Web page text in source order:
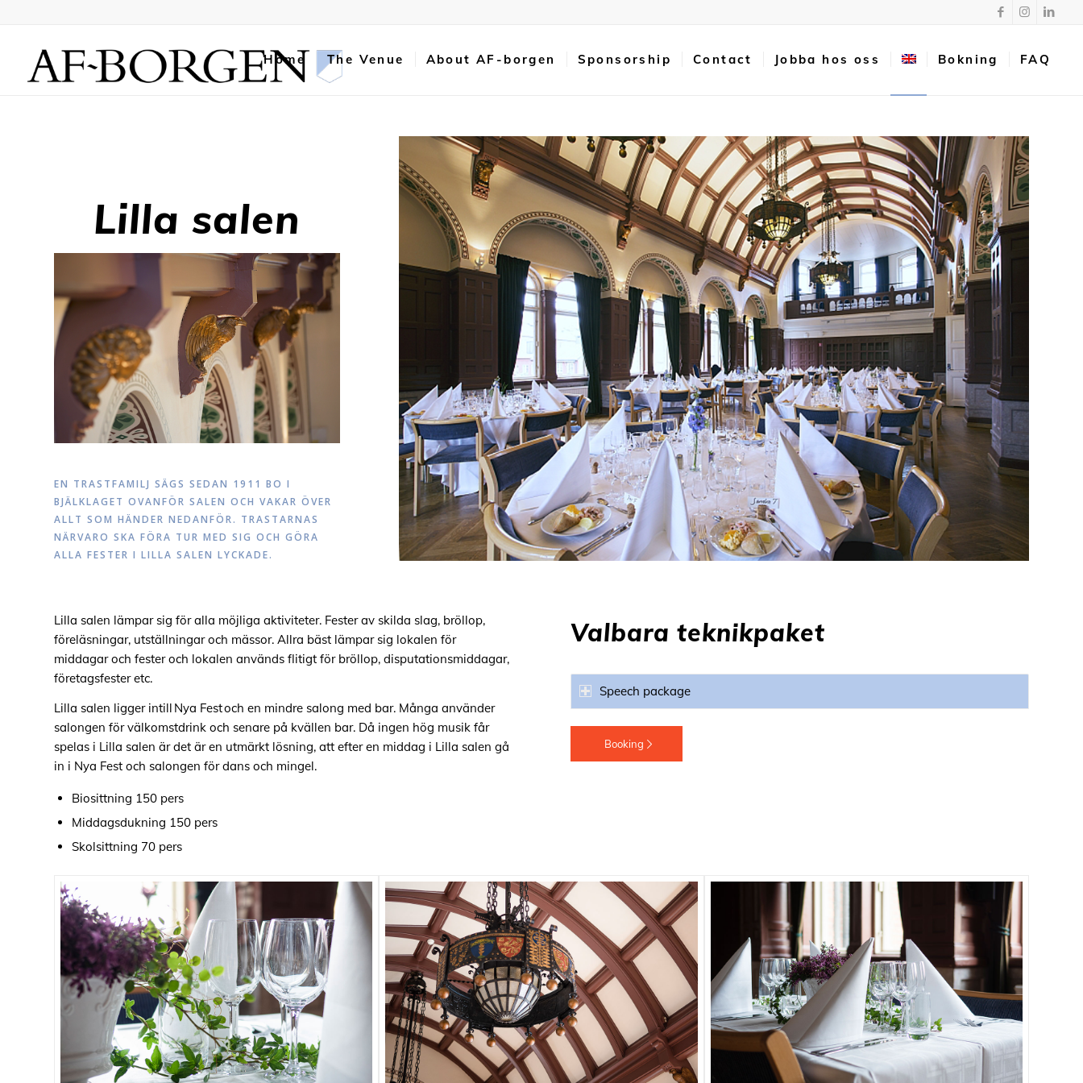
Home The Venue About AF-borgen Sponsorship Contact Jobba hos oss Bokning FAQ
Lilla salen
EN TRASTFAMILJ SÄGS SEDAN 1911 BO I
BJÄLKLAGET OVANFÖR SALEN OCH VAKAR ÖVER
ALLT SOM HÄNDER NEDANFÖR. TRASTARNAS
NÄRVARO SKA FÖRA TUR MED SIG OCH GÖRA
ALLA FESTER I LILLA SALEN LYCKADE.
Lilla salen lämpar sig för alla möjliga aktiviteter. Fester av skilda slag, bröllop,
föreläsningar, utställningar och mässor. Allra bäst lämpar sig lokalen för
middagar och festeroch lokalen används flitigt för bröllop, disputationsmiddagar,
företagsfester etc.
Lilla salen ligger intill Nya Festoch en mindre salong med bar. Många använder
salongen för välkomstdrink och senare på kvällen bar. Då ingen hög musik får
spelas i Lilla salen är det är en utmärkt lösning, att efter en middag i Lilla salen gå
in i Nya Fest och salongen för dans och mingel.
Biosittning 150 pers
Middagsdukning 150 pers
Skolsittning 70 pers
Valbara teknikpaket
Speech package
Booking